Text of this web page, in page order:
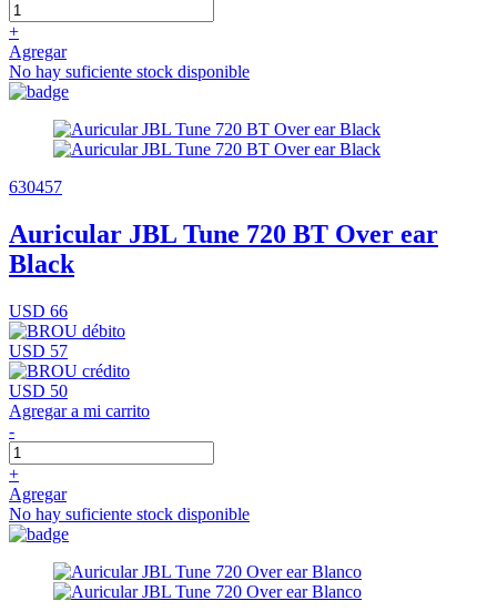
+
Agregar
No hay suficiente stock disponible
630457
Auricular JBL Tune 720 BT Over ear
Black
USD 66
USD 57
USD 50
Agregar a mi carrito
-
+
Agregar
No hay suficiente stock disponible